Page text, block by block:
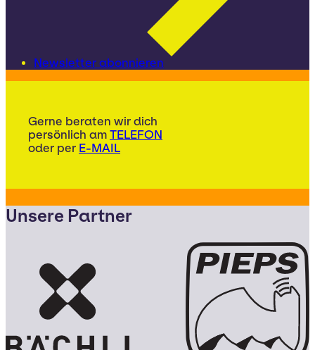
Newsletter abonnieren
Gerne beraten wir dich
persönlich am TELEFON
oder per E-MAIL
Unsere Partner